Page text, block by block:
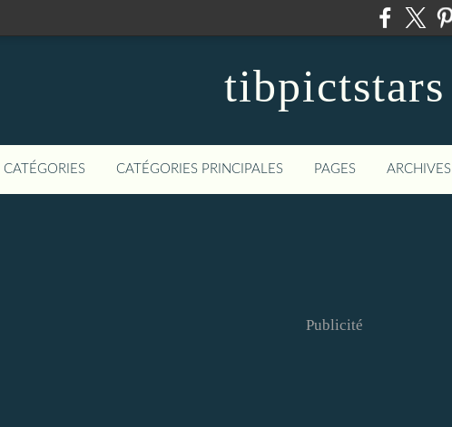
tibpictstars
CATÉGORIES CATÉGORIES PRINCIPALES PAGES ARCHIVES
Publicité